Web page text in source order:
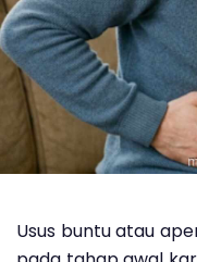
Usus buntu atau